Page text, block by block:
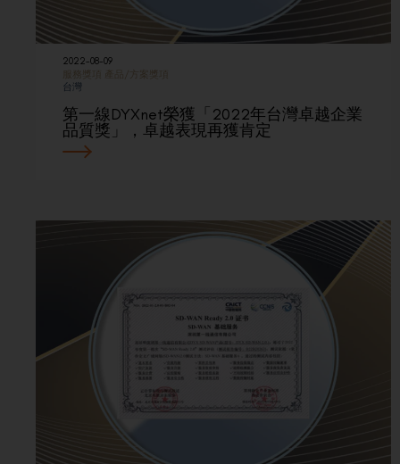
2022-08-09
服務獎項
產品/方案獎項
台灣
第一線DYXnet榮獲「2022年台灣卓越企業
品質獎」，卓越表現再獲肯定